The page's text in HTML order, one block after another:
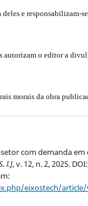
e responsabilizam-
autorizam o editor a
morais da obra
com demanda em
l.], v. 12, n. 2, 2025. DOI:
eixostech/